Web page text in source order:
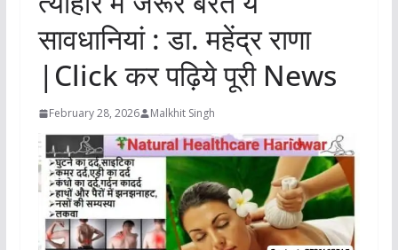
सावधानियां : डा. महेंद्र राणा
|Click कर पढ़िये पूरी News
February 28, 2026 Malkhit Singh